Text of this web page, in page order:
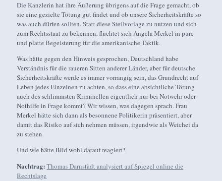
Die Kanzlerin hat ihre Äußerung übrigens auf die Frage gemacht, ob
sie eine gezielte Tötung gut findet und ob unsere Sicherheitskräfte so
was auch dürfen sollten. Statt diese Steilvorlage zu nutzen und sich
zum Rechtsstaat zu bekennen, flüchtet sich Angela Merkel in pure
und platte Begeisterung für die amerikanische Taktik.
Was hätte gegen den Hinweis gesprochen, Deutschland habe
Verständnis für die raueren Sitten anderer Länder, aber für deutsche
Sicherheitskräfte werde es immer vorrangig sein, das Grundrecht auf
Leben jedes Einzelnen zu achten, so dass eine absichtliche Tötung
auch des schlimmsten Kriminellen eigentlich nur bei Notwehr oder
Nothilfe in Frage kommt? Wir wissen, was dagegen sprach. Frau
Merkel hätte sich dann als besonnene Politikerin präsentiert, aber
damit das Risiko auf sich nehmen müssen, irgendwie als Weichei da
zu stehen.
Und wie hätte Bild wohl darauf reagiert?
Nachtrag: Thomas Darnstädt analysiert auf Spiegel online die
Rechtslage